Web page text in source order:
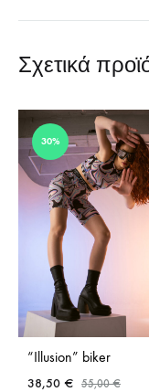
Σχετικά
30%
“Illusion” biker
38,50 € 55,00€